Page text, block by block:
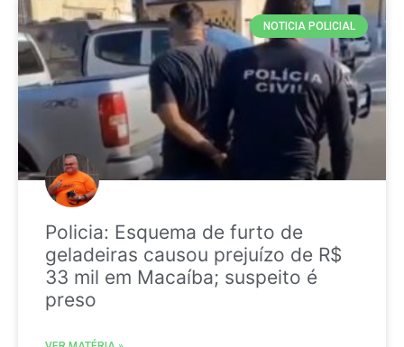
NOTICIA POLICIAL
Policia: Esquema de furto de
geladeiras causou prejuízo de R$
33 mil em Macaíba; suspeito é
preso